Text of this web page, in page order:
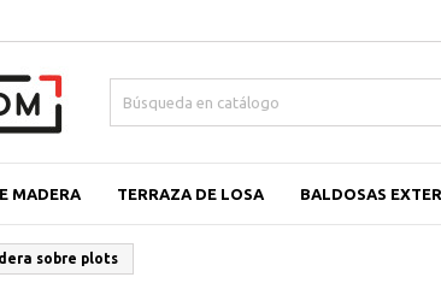
MADERA TERRAZA DE LOSA BALDOSAS
sobre plots